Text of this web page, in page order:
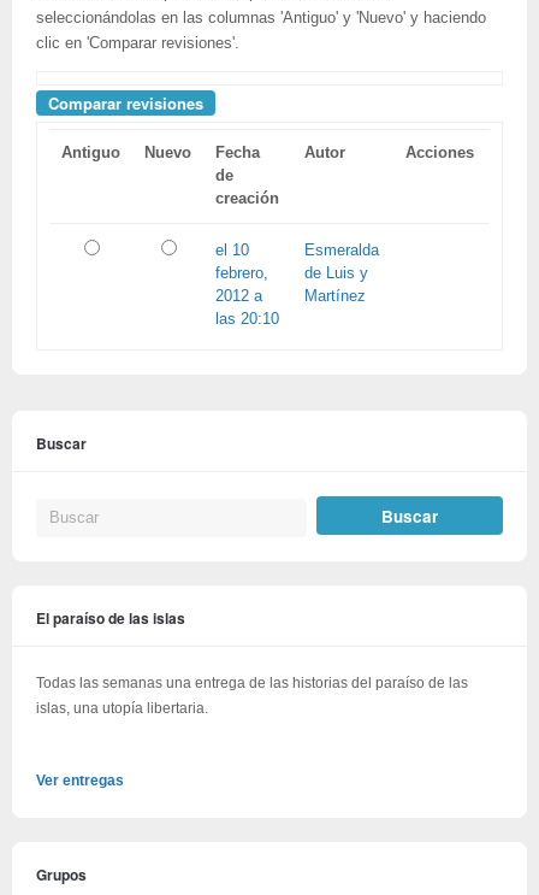
seleccionándolas en las columnas 'Antiguo' y 'Nuevo' y haciendo
clic en 'Comparar revisiones'.
Antiguo Nuevo
Fecha
de
creación
Autor Acciones
Nuevoel 10
febrero,
2012 a
las 20:10
Esmeralda
de Luis y
Martínez
Buscar
El paraíso de las islas
Todas las semanas una entrega de las historias del paraíso de las
islas, una utopía libertaria.
Ver entregas
Grupos